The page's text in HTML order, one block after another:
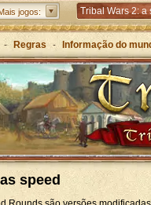
jogos: Tribal Wars 2:
Forge of
Grepolis –
- Regras - Informação do
speed